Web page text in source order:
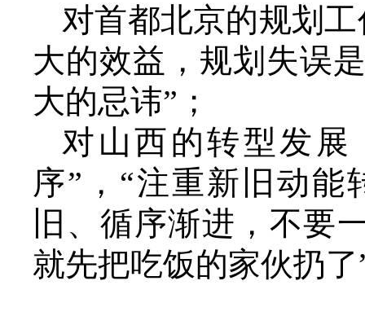
对首都北京的规划
大的效益，规划失误
大的忌讳”；
对山西的转型发展
序”，“注重新旧动
旧、循序渐进，不要
就先把吃饭的家伙扔了